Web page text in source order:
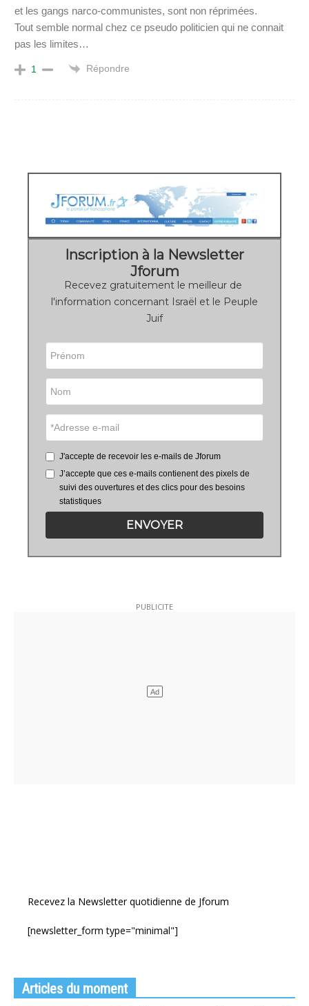
et les gangs narco-communistes, sont non réprimées.
Tout semble normal chez ce pseudo politicien qui ne connait
pas les limites…
1 Répondre
Inscription à la Newsletter
Jforum
Recevez gratuitement le meilleur de
l'information concernant Israël et le Peuple
Juif
J'accepte de recevoir les e-mails de Jforum
J’accepte que ces e-mails contienent des pixels de
suivi des ouvertures et des clics pour des besoins
statistiques
ENVOYER
Recevez la Newsletter quotidienne de Jforum
[newsletter_form type="minimal"]
Articles du moment